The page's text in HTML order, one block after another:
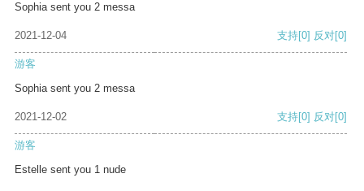
Sophia sent you 2 messa
2021-12-04 支持[0] 反对[0]
游客
Sophia sent you 2 messa
2021-12-02 支持[0] 反对[0]
游客
Estelle sent you 1 nude